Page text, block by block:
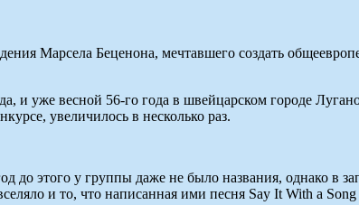
Марсела Беценона, мечтавшего создать
и уже весной 56-го года в швейцарском городе
увеличилось в несколько раз.
этого у группы даже не было названия, однако в
и то, что написанная ими песня Say It With a